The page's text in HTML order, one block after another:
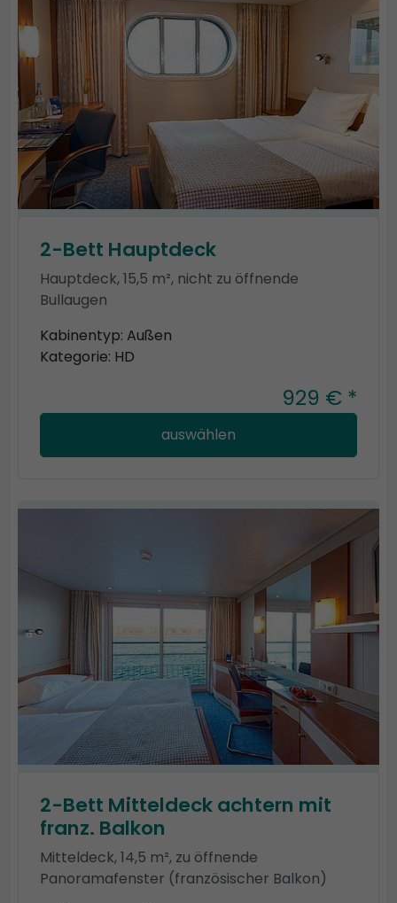
2-Bett Hauptdeck
Hauptdeck, 15,5 m², nicht zu öffnende
Bullaugen
Kabinentyp: Außen
Kategorie: HD
929 € *
auswählen
2-Bett Mitteldeck achtern mit
franz. Balkon
Mitteldeck, 14,5 m², zu öffnende
Panoramafenster (französischer Balkon)